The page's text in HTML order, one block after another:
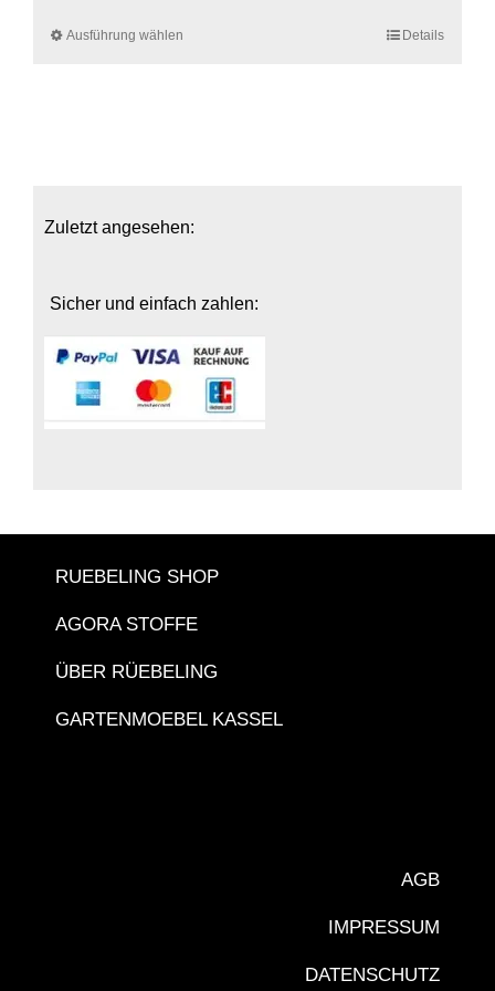
Ausführung wählen
Optionen
der
gewählt
werden
Details
Zuletzt angesehen:
Sicher und einfach zahlen:
RUEBELING SHOP
AGORA STOFFE
ÜBER RÜEBELING
GARTENMOEBEL KASSEL
AGB
IMPRESSUM
DATENSCHUTZ